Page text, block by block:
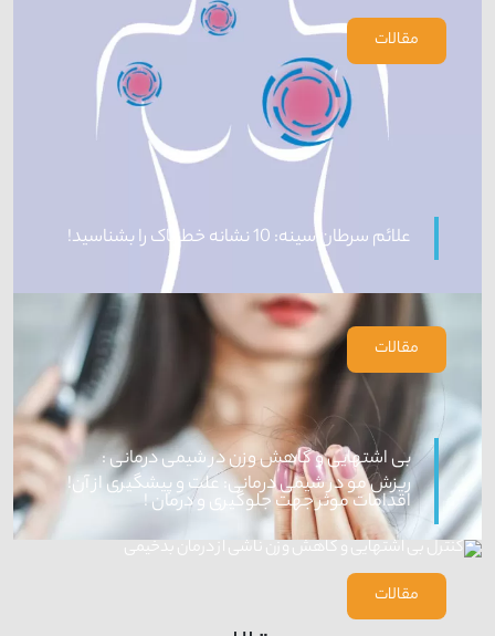
مقالات
علائم سرطان سینه: 10 نشانه خطرناک را بشناسید!
مقالات
ریزش مو در شیمی درمانی: علت و پیشگیری از آن!
مقالات
بی اشتهایی و کاهش وزن در شیمی درمانی :
اقدامات موثر جهت جلوگیری و درمان !